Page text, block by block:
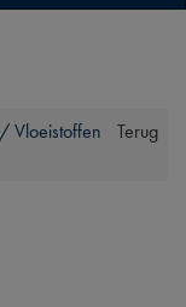
Terug
Vloeistoffen